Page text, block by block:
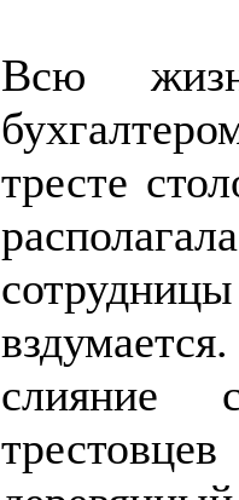
Всю
тресте
слияние